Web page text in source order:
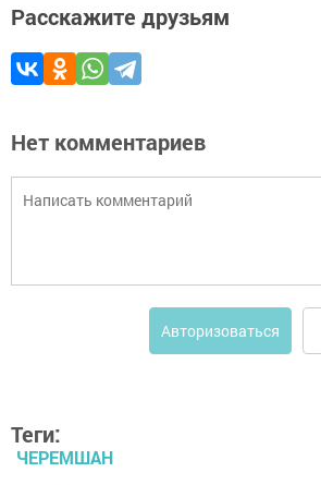
Расскажите друзьям
Нет комментариев
Авторизоваться
Теги:
ЧЕРЕМШАН